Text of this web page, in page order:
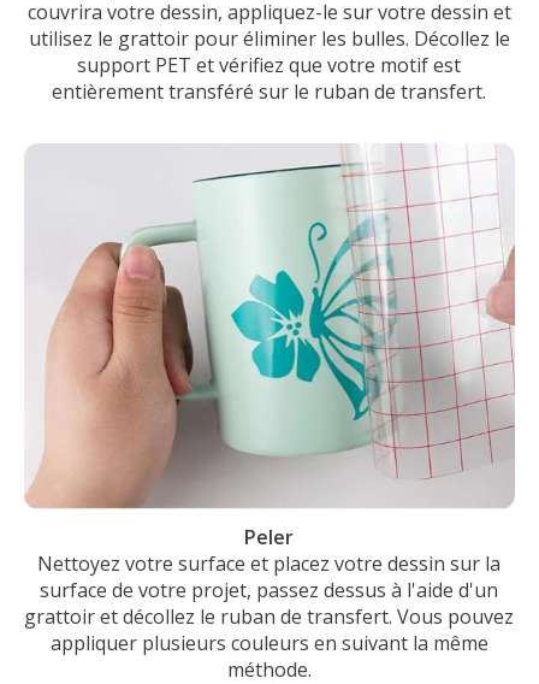
couvrira votre dessin, appliquez-le sur votre dessin et
utilisez le grattoir pour éliminer les bulles. Décollez le
support PET et vérifiez que votre motif est
entièrement transféré sur le ruban de transfert.
Peler
Nettoyez votre surface et placez votre dessin sur la
surface de votre projet, passez dessus à l'aide d'un
grattoir et décollez le ruban de transfert. Vous pouvez
appliquer plusieurs couleurs en suivant la même
méthode.